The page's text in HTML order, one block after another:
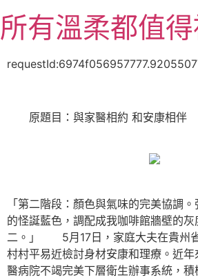
至
主所有溫柔都值
原題目：與家醫相約 和安康相伴
「第二階段：顏色與氣味的完美協調
的怪誕藍色，調配成我咖啡館牆壁的
二。」 5月17日，家庭大夫在貴州
村村平易近檢討身材安康和理療。近
醫病院不竭完美下層衛生辦事系統，